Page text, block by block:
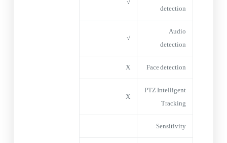
detection
Audio
detection
√
Face detection
X
PTZ Intelligent
Tracking
X
Sensitivity